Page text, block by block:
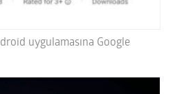
uygulamasına Google